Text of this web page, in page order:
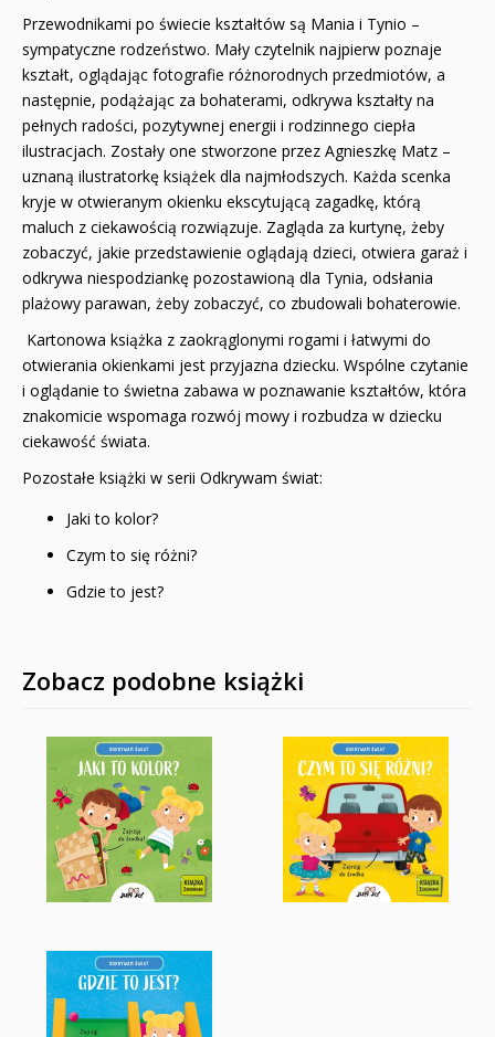
Przewodnikami po świecie kształtów są Mania i Tynio –
sympatyczne rodzeństwo. Mały czytelnik najpierw poznaje
kształt, oglądając fotografie różnorodnych przedmiotów, a
następnie, podążając za bohaterami, odkrywa kształty na
pełnych radości, pozytywnej energii i rodzinnego ciepła
ilustracjach. Zostały one stworzone przez Agnieszkę Matz –
uznaną ilustratorkę książek dla najmłodszych. Każda scenka
kryje w otwieranym okienku ekscytującą zagadkę, którą
maluch z ciekawością rozwiązuje. Zagląda za kurtynę, żeby
zobaczyć, jakie przedstawienie oglądają dzieci, otwiera garaż i
odkrywa niespodziankę pozostawioną dla Tynia, odsłania
plażowy parawan, żeby zobaczyć, co zbudowali bohaterowie.
Kartonowa książka z zaokrąglonymi rogami i łatwymi do
otwierania okienkami jest przyjazna dziecku. Wspólne czytanie
i oglądanie to świetna zabawa w poznawanie kształtów, która
znakomicie wspomaga rozwój mowy i rozbudza w dziecku
ciekawość świata.
Pozostałe książki w serii Odkrywam świat:
Jaki to kolor?
Czym to się różni?
Gdzie to jest?
Zobacz podobne książki